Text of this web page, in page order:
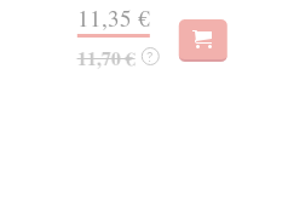
11,35 €
11,70 € ?